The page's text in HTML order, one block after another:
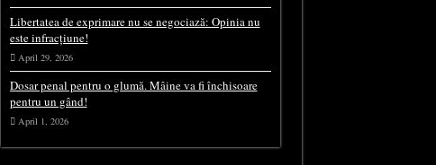
Libertatea de exprimare nu se negociază: Opinia nu
este infracțiune!
April 29, 2026
Dosar penal pentru o glumă. Mâine va fi închisoare
pentru un gând!
April 1, 2026